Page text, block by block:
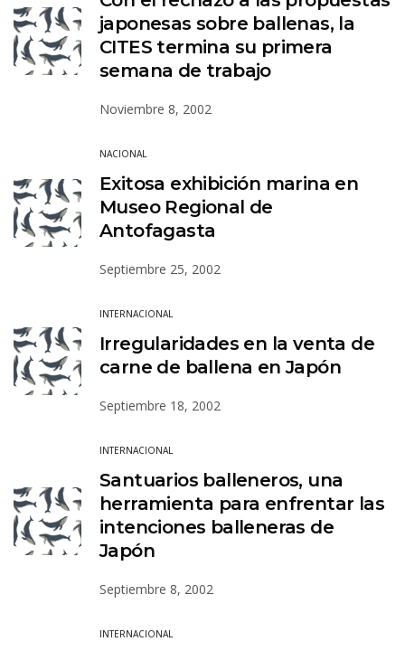
japonesas sobre ballenas, la
CITES termina su primera
semana de trabajo
Noviembre 8, 2002
NACIONAL
Exitosa exhibición marina en
Museo Regional de
Antofagasta
Septiembre 25, 2002
INTERNACIONAL
Irregularidades en la venta de
carne de ballena en Japón
Septiembre 18, 2002
INTERNACIONAL
Santuarios balleneros, una
herramienta para enfrentar las
intenciones balleneras de
Japón
Septiembre 8, 2002
INTERNACIONAL